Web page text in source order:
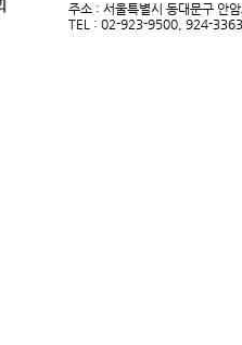
주소 : 서울특별시 동대문구
TEL : 02-923-9500, 924-